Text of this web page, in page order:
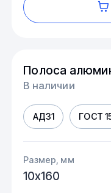
Полоса
В наличии
АД31 ГОСТ
Размер, мм
10х160